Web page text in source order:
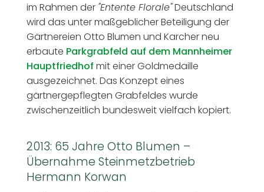
im Rahmen der "Entente Florale"Deutschland
wird das unter maßgeblicher Beteiligung der
Gärtnereien Otto Blumen und Karcher neu
erbaute Parkgrabfeld auf dem Mannheimer
Hauptfriedhof mit einer Goldmedaille
ausgezeichnet. Das Konzept eines
gärtnergepflegten Grabfeldes wurde
zwischenzeitlich bundesweit vielfach kopiert.
2013: 65 Jahre Otto Blumen –
Übernahme Steinmetzbetrieb
Hermann Korwan